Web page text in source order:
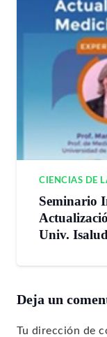
CIENCIAS DE
Seminario
Univ. Isalud
Deja un
Tu dirección de